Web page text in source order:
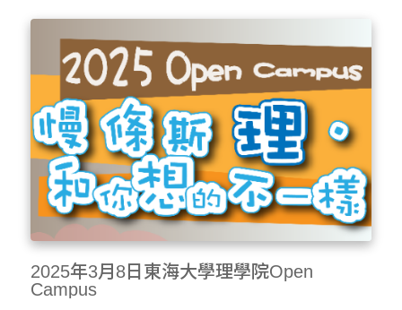
2025年3月8日東海大學理學院Open
Campus